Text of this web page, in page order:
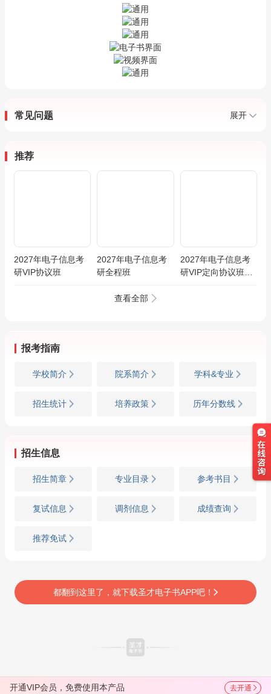
常见问题 展开
推荐
2027年电子信息考
研VIP协议班
2027年电子信息考
研全程班
2027年电子信息考
研VIP定向协议班
查看全部
报考指南
学校简介 院系简介 学科&专业
招生统计 培养政策 历年分数线
招生信息
招生简章 专业目录 参考书目
复试信息 调剂信息 成绩查询
推荐免试
都翻到这里了，就下载圣才电子书APP吧！
开通VIP会员，免费使用本产品 去开通